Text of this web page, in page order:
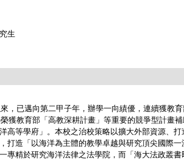
生
已邁向第二甲子年，辦學一向績優，連續獲教育
獲教育部「高教深耕計畫」等重要的競爭型計畫
高等學府」。本校之治校策略以擴大外部資源、
打造「以海洋為主體的教學卓越與研究頂尖國際一
精於研究海洋法律之法學院，而「海大法政叢書